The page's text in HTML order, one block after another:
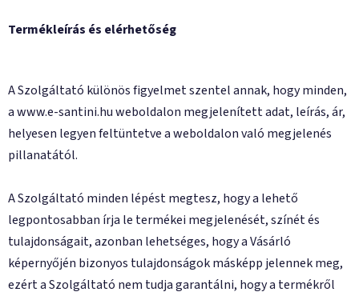
Termékleírás és elérhetőség
A Szolgáltató különös figyelmet szentel annak, hogy minden,
awww.e-santini.huweboldalon megjelenített adat, leírás, ár,
helyesen legyen feltüntetve a weboldalon való megjelenés
pillanatától.
A Szolgáltató minden lépést megtesz, hogy a lehető
legpontosabban írja le termékei megjelenését, színét és
tulajdonságait, azonban lehetséges, hogy a Vásárló
képernyőjén bizonyos tulajdonságok másképp jelennek meg,
ezért a Szolgáltató nem tudja garantálni, hogy a termékről